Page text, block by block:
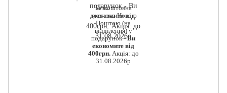
Безкоштовна
доставка Новою
Поштою (на
відділення) у
подарунок -Ви
економите від
400грн.Акція: до
31.08.2026р